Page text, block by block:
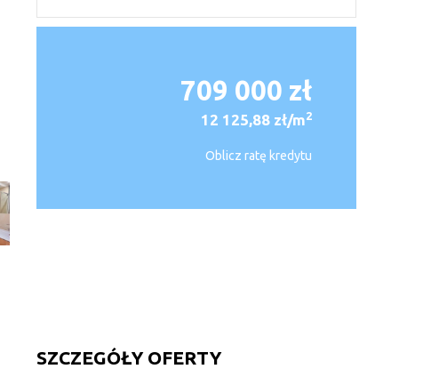
709 000 zł
12 125,88 zł/m2
Oblicz ratę kredytu
SZCZEGÓŁY OFERTY